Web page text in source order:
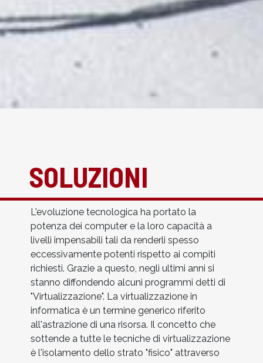
SOLUZIONI
L'evoluzione tecnologica ha portato la
potenza dei computer e la loro capacità a
livelli impensabili tali da renderli spesso
eccessivamente potenti rispetto ai compiti
richiesti. Grazie a questo, negli ultimi anni si
stanno diffondendo alcuni programmi detti di
"Virtualizzazione". La virtualizzazione in
informatica è un termine generico riferito
all'astrazione di una risorsa. Il concetto che
sottende a tutte le tecniche di virtualizzazione
è l'isolamento dello strato "fisico" attraverso